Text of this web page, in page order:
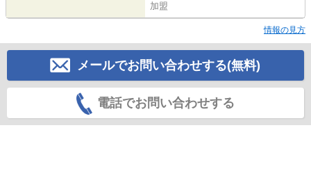
加盟
情報の見方
メールでお問い合わせする(無料)
電話でお問い合わせする